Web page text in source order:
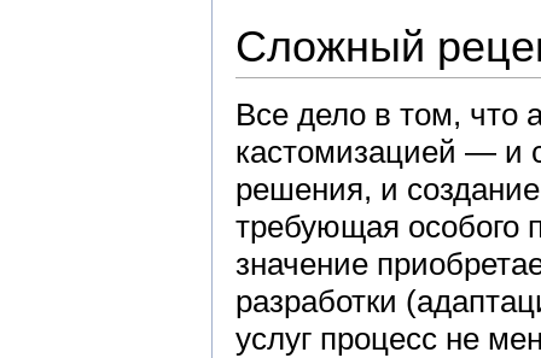
Сложный
Все дело в том, что
кастомизацией — и
решения, и
требующая особого
значение
разработки
услуг процесс не